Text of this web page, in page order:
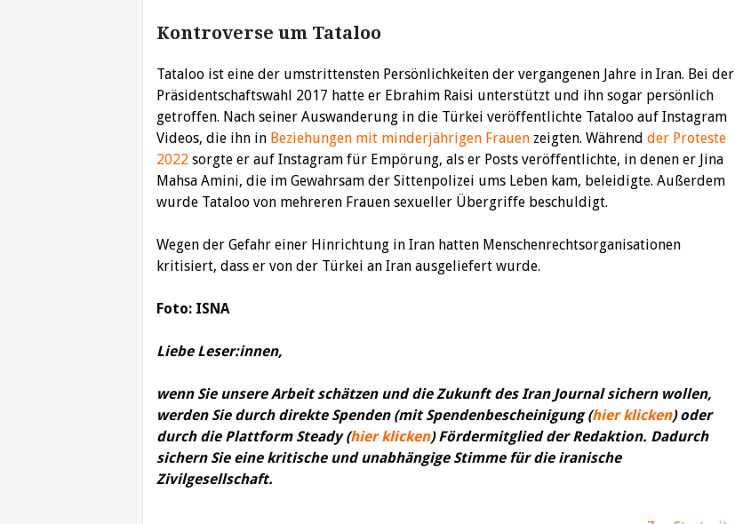
Kontroverse um Tataloo
Tataloo ist eine der umstrittensten Persönlichkeiten der vergangenen Jahre in Iran. Bei der
Präsidentschaftswahl 2017 hatte er Ebrahim Raisi unterstützt und ihn sogar persönlich
getroffen. Nach seiner Auswanderung in die Türkei veröffentlichte Tataloo auf Instagram
Videos, die ihn in Beziehungen mit minderjährigen Frauen zeigten. Während der Proteste
2022 sorgte er auf Instagram für Empörung, als er Posts veröffentlichte, in denen er Jina
Mahsa Amini, die im Gewahrsam der Sittenpolizei ums Leben kam, beleidigte. Außerdem
wurde Tataloo von mehreren Frauen sexueller Übergriffe beschuldigt.
Wegen der Gefahr einer Hinrichtung in Iran hatten Menschenrechtsorganisationen
kritisiert, dass er von der Türkei an Iran ausgeliefert wurde.
Foto: ISNA
Liebe Leser:innen,
wenn Sie unsere Arbeit schätzen und die Zukunft des Iran Journal sichern wollen,
werden Sie durch direkte Spenden (mit Spendenbescheinigung (hier klicken) oder
durch die Plattform Steady (hier klicken) Fördermitglied der Redaktion. Dadurch
sichern Sie eine kritische und unabhängige Stimme für die iranische
Zivilgesellschaft.